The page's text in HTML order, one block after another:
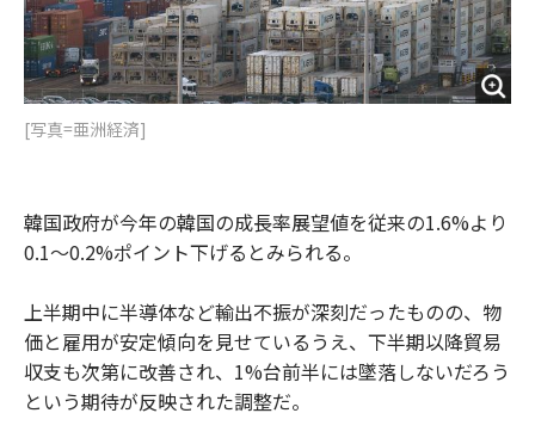
[写真=亜洲経済]
韓国政府が今年の韓国の成長率展望値を従来の1.6%より
0.1～0.2%ポイント下げるとみられる。
上半期中に半導体など輸出不振が深刻だったものの、物
価と雇用が安定傾向を見せているうえ、下半期以降貿易
収支も次第に改善され、1%台前半には墜落しないだろう
という期待が反映された調整だ。